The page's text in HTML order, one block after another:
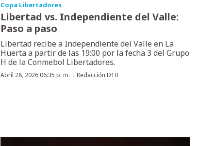
Copa Libertadores
Libertad vs. Independiente del Valle:
Paso a paso
Libertad recibe a Independiente del Valle en La
Huerta a partir de las 19:00 por la fecha 3 del Grupo
H de la Conmebol Libertadores.
Abril 28, 2026 06:35 p. m. ·Redacción D10